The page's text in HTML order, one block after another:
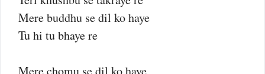
Mere buddhu se dil ko haye
Tu hi tu bhaye re
Mere chomu se dil ko haye